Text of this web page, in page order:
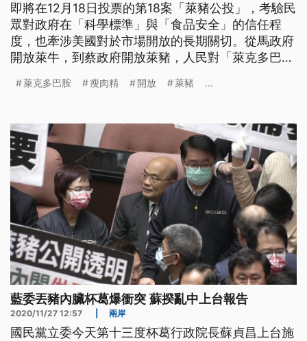
即將在12月18日投票的第18案「萊豬公投」，考驗民
眾對政府在「科學標準」與「食品安全」的信任程
度，也牽涉美國對於市場開放的長期關切。從馬政府
開放萊牛，到蔡政府開放萊豬，人民對「萊克多巴
萊克多巴胺 瘦肉精 開放 萊豬 ...
藍委丟豬內臟杯葛爆衝突 蘇揆亂中上台報告
2020/11/27 12:57 兩岸
國民黨立委今天第十三度杯葛行政院長蘇貞昌上台施